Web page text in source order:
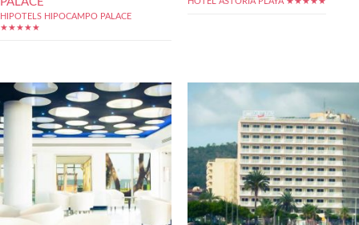
HIPOTELS HIPOCAMPO PALACE
★★★★★